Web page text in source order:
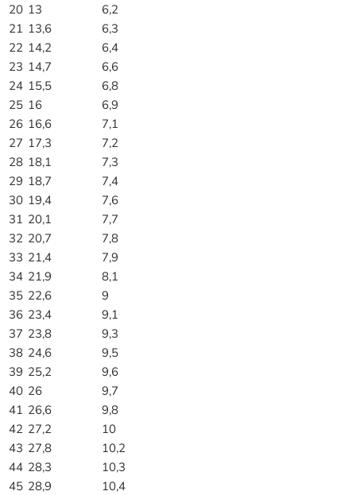
20 13
6,2
21 13,6
6,3
22 14,2
6,4
23 14,7
6,6
24 15,5
6,8
25 16
6,9
26 16,6
7,1
27 17,3
7,2
28 18,1
7,3
29 18,7
7,4
30 19,4
7,6
31 20,1
7,7
32 20,7
7,8
33 21,4
7,9
34 21,9
8,1
35 22,6
9
36 23,4
9,1
37 23,8
9,3
38 24,6
9,5
39 25,2
9,6
40 26
9,7
41 26,6
9,8
42 27,2
10
43 27,8
10,2
44 28,3
10,3
45 28,9
10,4